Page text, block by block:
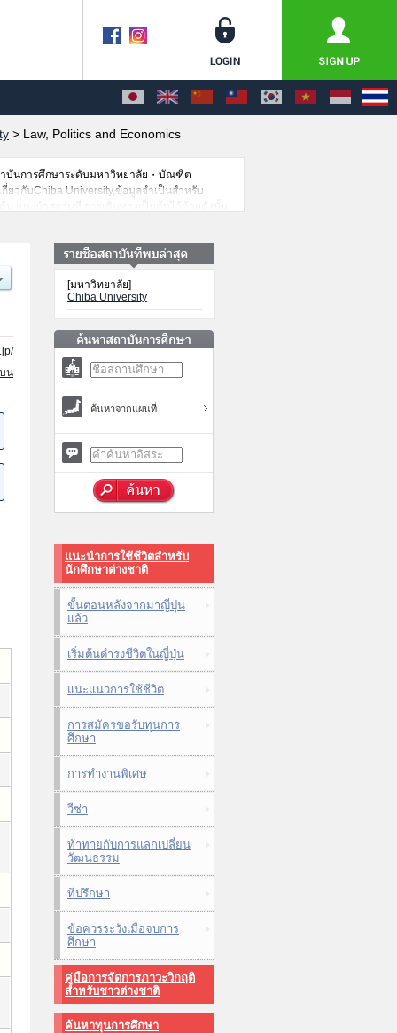
> Law, Politics and Economics
ถาบันการศึกษาระดับมหาวิทยาลัย・บัณฑิต
วกับChiba University,ข้อมูลจำเป็นสำหรับ
น
[มหาวิทยาลัย]
Chiba University
ค้นหาจากแผนที่
แนะนำการใช้ชีวิตสำหรับ
นักศึกษาต่างชาติ
ขั้นตอนหลังจากมาญี่ปุ่น
แล้ว
เริ่มต้นดำรงชีวิตในญี่ปุ่น
แนะแนวการใช้ชีวิต
การสมัครขอรับทุนการ
ศึกษา
การทำงานพิเศษ
วีซ่า
ท้าทายกับการแลกเปลี่ยน
วัฒนธรรม
ที่ปรึกษา
ข้อควรระวังเมื่อจบการ
ศึกษา
คู่มือการจัดการภาวะวิกฤติ
สำหรับชาวต่างชาติ
ค้นหาทุนการศึกษา